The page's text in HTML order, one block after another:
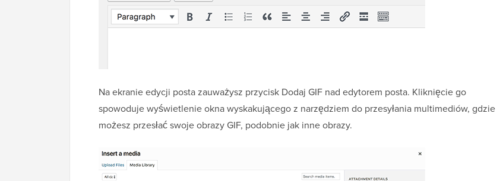
Na ekranie edycji posta zauważysz przycisk Dodaj GIF nad edytorem posta. Kliknięcie go
spowoduje wyświetlenie okna wyskakującego z narzędziem do przesyłania multimediów, gdzie
możesz przesłać swoje obrazy GIF, podobnie jak inne obrazy.